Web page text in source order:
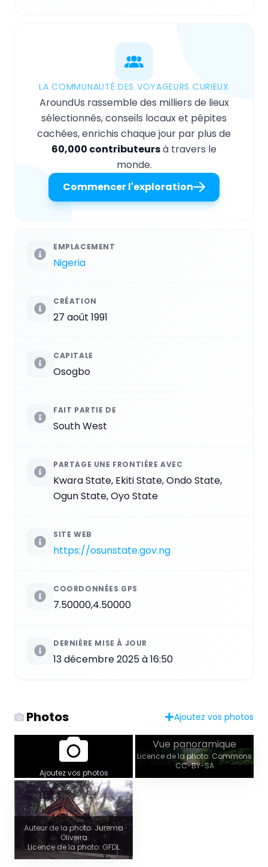
LA COMMUNAUTÉ DES VOYAGEURS CURIEUX
AroundUs rassemble des milliers de lieux
sélectionnés, conseils locaux et pépites
cachées, enrichis chaque jour par plus de
60,000 contributeursà travers le
monde.
Commencer l'exploration
EMPLACEMENT
Nigeria
CRÉATION
27 août 1991
CAPITALE
Osogbo
FAIT PARTIE DE
South West
PARTAGE UNE FRONTIÈRE AVEC
Kwara State, Ekiti State, Ondo State,
Ogun State, Oyo State
SITE WEB
https://osunstate.gov.ng
COORDONNÉES GPS
7.50000,4.50000
DERNIÈRE MISE À JOUR
13 décembre 2025 à 16:50
Photos Ajoutez vos photos
Ajoutez vos photos
Vue panoramique
Licence de la photo: Commons
CC-BY-SA
Auteur de la photo: Jurema
Oliveira
Licence de la photo: GFDL